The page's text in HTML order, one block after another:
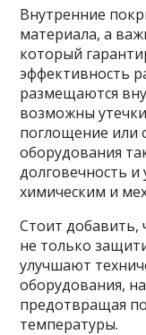
Внутренние
материала, а
который
эффективность
размещаются
возможны
поглощение или
оборудования
долговечность
химическим и
Стоит добавить,
не только
улучшают
оборудования,
предотвращая
температуры.